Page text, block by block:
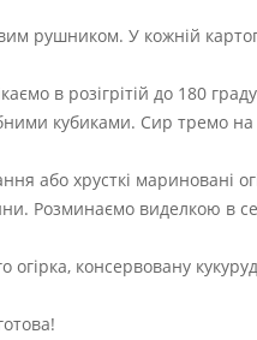
рушником. У кожній
в розігрітій до 180
кубиками. Сир тремо
або хрусткі мариновані
Розминаємо виделкою в
консервовану